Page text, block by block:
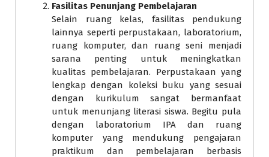
Fasilitas Penunjang Pembelajaran
Selain ruang kelas, fasilitas pendukung
lainnya seperti perpustakaan, laboratorium,
ruang komputer, dan ruang seni menjadi
sarana penting untuk meningkatkan
kualitas pembelajaran. Perpustakaan yang
lengkap dengan koleksi buku yang sesuai
dengan kurikulum sangat bermanfaat
untuk menunjang literasi siswa. Begitu pula
dengan laboratorium IPA dan ruang
komputer yang mendukung pengajaran
praktikum dan pembelajaran berbasis